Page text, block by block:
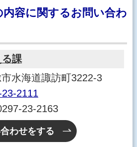
容に関するお問い合わ
課
水海道諏訪町3222-3
2111
23-2163
わせをする